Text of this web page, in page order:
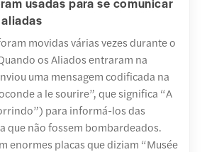
movidas várias vezes durante o
os Aliados entraram na
uma mensagem codificada na
a le sourire”, que significa “A
para informá-los das
que não fossem bombardeados.
enormes placas que diziam “Musée